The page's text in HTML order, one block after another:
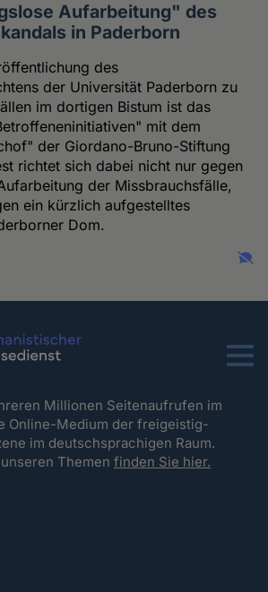
Aufarbeitung" des
in Paderborn
des
der Universität Paderborn zu
im dortigen Bistum ist das
mit dem
der Giordano-Bruno-Stiftung
richtet sich dabei nicht nur gegen
der Missbrauchsfälle,
ein kürzlich aufgestelltes
Dom.
Menu
Millionen Seitenaufrufen im
Online-Medium der freigeistig-
im deutschsprachigen Raum.
Themenfinden Sie hier.